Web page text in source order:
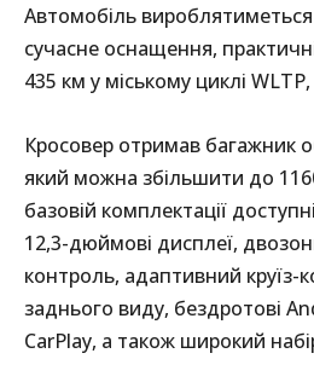
Автомобіль
сучасне оснащення,
435 км у міському циклі WLTP,
Кросовер отримав багажник
який можна збільшити до
базовій комплектації
12,3-дюймові дисплеї,
контроль, адаптивний круїз-
заднього виду, бездротові
CarPlay, а також широкий